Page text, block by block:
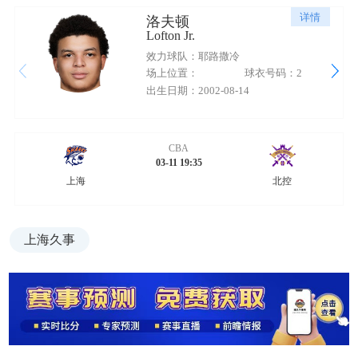
详情
洛夫顿
Lofton Jr.
效力球队：耶路撒冷
场上位置：
球衣号码：2
出生日期：2002-08-14
上海
CBA
03-11 19:35
北控
上海久事